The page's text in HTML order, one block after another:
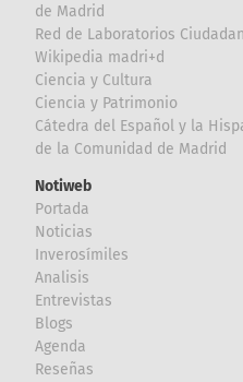
de Madrid
Red de Laboratorios
Wikipedia madri+d
Ciencia y Cultura
Ciencia y Patrimonio
Cátedra del Español y la
de la Comunidad de Madrid
Notiweb
Portada
Noticias
Inverosímiles
Analisis
Entrevistas
Blogs
Agenda
Reseñas